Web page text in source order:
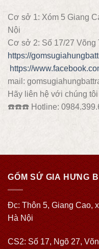
Cơ sở 1: Xóm 5 Giang
Nội
Cơ sở 2: Số 17/27 Võng
https://
https://
mail:
Hãy liên hệ với chúng
☎️☎️☎️ Hotline:
GỐM SỨ GIA HƯNG
Đc: Thôn 5, Giang Cao,
Hà Nội
CS2: Số 17, Ngõ 27,